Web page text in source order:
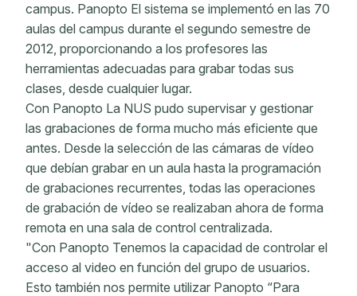
campus. Panopto El sistema se implementó en las 70
aulas del campus durante el segundo semestre de
2012, proporcionando a los profesores las
herramientas adecuadas para grabar todas sus
clases, desde cualquier lugar.
Con Panopto La NUS pudo supervisar y gestionar
las grabaciones de forma mucho más eficiente que
antes. Desde la selección de las cámaras de vídeo
que debían grabar en un aula hasta la programación
de grabaciones recurrentes, todas las operaciones
de grabación de vídeo se realizaban ahora de forma
remota en una sala de control centralizada.
"Con Panopto Tenemos la capacidad de controlar el
acceso al video en función del grupo de usuarios.
Esto también nos permite utilizar Panopto “Para